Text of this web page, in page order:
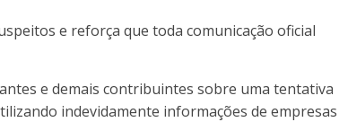
e reforça que toda comunicação oficial
e demais contribuintes sobre uma tentativa
indevidamente informações de empresas